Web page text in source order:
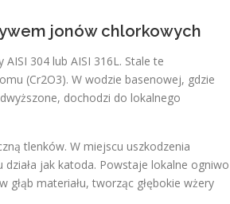
jonów chlorkowych
304 lub AISI 316L. Stale te
(Cr2​O3​). W wodzie basenowej, gdzie
dochodzi do lokalnego
tlenków. W miejscu uszkodzenia
jak katoda. Powstaje lokalne ogniwo
materiału, tworząc głębokie wżery